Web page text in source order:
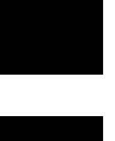
Arroz y Chips de